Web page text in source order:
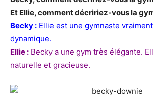
Et Ellie, comment décririez-vous la
Becky : Ellie est une gymnaste
dynamique.
Ellie : Becky a une gym très élégante.
naturelle et gracieuse.